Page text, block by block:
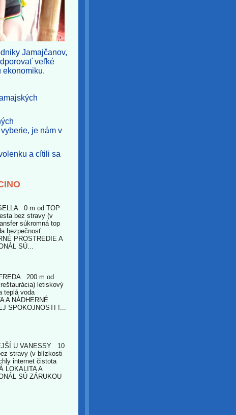
Jamajčanov,
veľké
ekonomiku.
je nám v
a cítili sa
0 m od TOP
bez stravy (v
súkromná top
bezpečnosť
PROSTREDIE A
SÚ...
200 m od
letiskový
teplá voda
A NÁDHERNÉ
SPOKOJNOSTI !...
U VANESSY 10
stravy (v blízkosti
internet čistota
LOKALITA A
SÚ ZÁRUKOU